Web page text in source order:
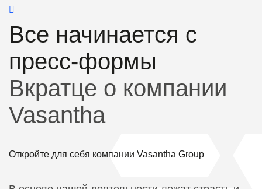
Все начинается с
пресс-формы
Вкратце о компании
Vasantha
Откройте для себя компании Vasantha Group